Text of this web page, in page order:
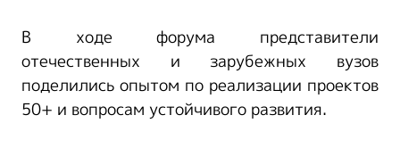
В ходе форума представители
отечественных и зарубежных вузов
поделились опытом по реализации проектов
50+ и вопросам устойчивого развития.